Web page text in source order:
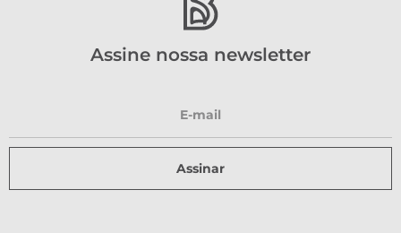
Assine nossa newsletter
Assinar